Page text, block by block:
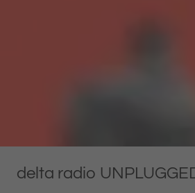
delta radio